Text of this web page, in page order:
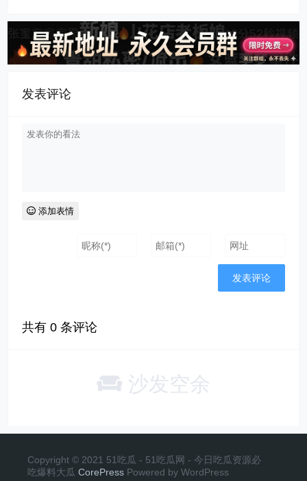
发表评论
添加表情
共有0 条评论
沙发空余
Copyright © 2021 51吃瓜 - 51吃瓜网 - 今日吃瓜资源必
吃爆料大瓜 CorePress Powered by WordPress